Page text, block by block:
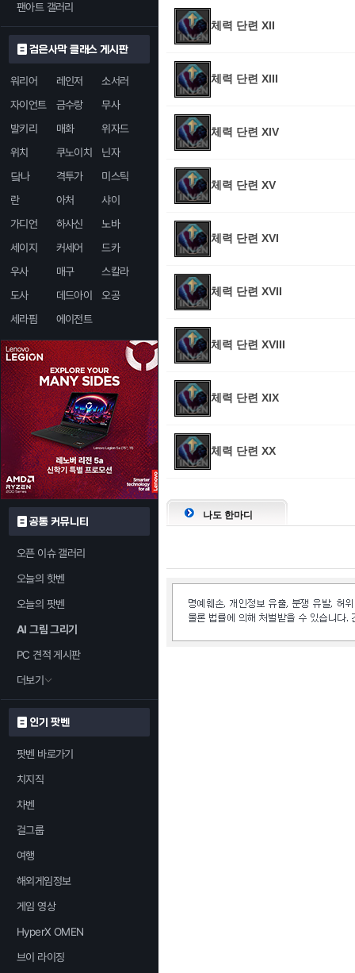
팬아트 갤러리
검은사막 클래스 게시판
워리어 레인저
소서러
자이언트
금수랑
무사
발키리
매화
위자드
위치
쿠노이치
닌자
닼나
격투가
미스틱
란
아처
샤이
가디언
하사신
노바
세이지
커세어
드카
우사
매구
스칼라
도사
데드아이
오공
세라핌
에이전트
공통 커뮤니티
오픈 이슈 갤러리
오늘의 핫벤
오늘의 팟벤
AI 그림 그리기
PC 견적 게시판
더보기
인기 팟벤
팟벤 바로가기
치지직
차벤
걸그룹
여행
해외게임정보
게임 영상
HyperX OMEN
브이 라이징
체력 단련 XII
체력 단련 XIII
체력 단련 XIV
체력 단련 XV
체력 단련 XVI
체력 단련 XVII
체력 단련 XVIII
체력 단련 XIX
체력 단련 XX
나도 한마디